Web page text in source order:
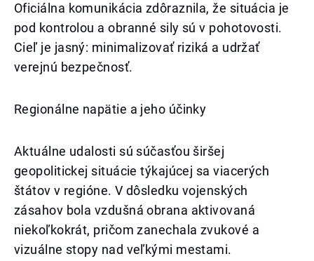
Oficiálna komunikácia zdôraznila, že situácia je
pod kontrolou a obranné sily sú v pohotovosti.
Cieľ je jasný: minimalizovať riziká a udržať
verejnú bezpečnosť.
Regionálne napätie a jeho účinky
Aktuálne udalosti sú súčasťou širšej
geopolitickej situácie týkajúcej sa viacerých
štátov v regióne. V dôsledku vojenských
zásahov bola vzdušná obrana aktivovaná
niekoľkokrát, pričom zanechala zvukové a
vizuálne stopy nad veľkými mestami.